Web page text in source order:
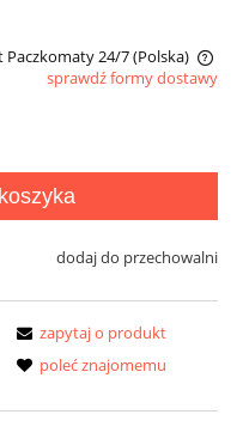
Paczkomaty 24/7(Polska)
płatności
sprawdź formy dostawy
dodaj do przechowalni
zapytaj o produkt
poleć znajomemu